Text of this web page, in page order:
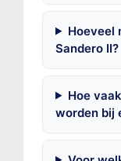
Hoeveel
Sandero II?
Hoe
worden bij